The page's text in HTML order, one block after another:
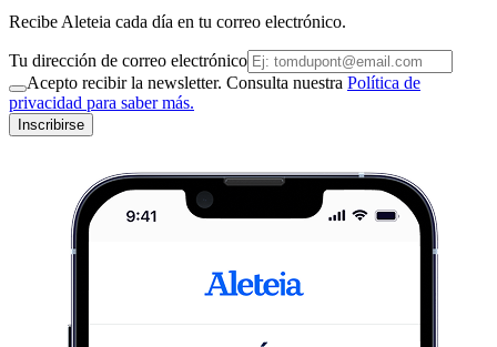
Recibe Aleteia cada día en tu correo electrónico.
Tu dirección de correo electrónico
Acepto recibir la newsletter. Consulta nuestra Política de
privacidad para saber más.
Inscribirse